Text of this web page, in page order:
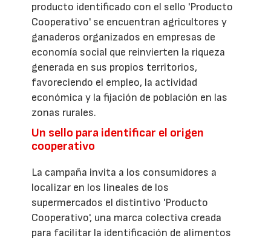
producto identificado con el sello 'Producto
Cooperativo' se encuentran agricultores y
ganaderos organizados en empresas de
economía social que reinvierten la riqueza
generada en sus propios territorios,
favoreciendo el empleo, la actividad
económica y la fijación de población en las
zonas rurales.
Un sello para identificar el origen
cooperativo
La campaña invita a los consumidores a
localizar en los lineales de los
supermercados el distintivo 'Producto
Cooperativo', una marca colectiva creada
para facilitar la identificación de alimentos